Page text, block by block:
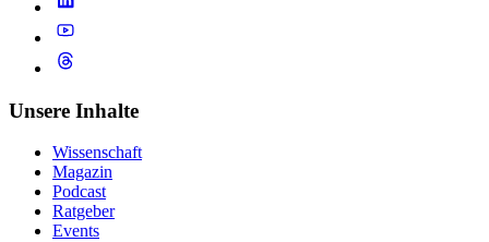
Unsere Inhalte
Wissenschaft
Magazin
Podcast
Ratgeber
Events